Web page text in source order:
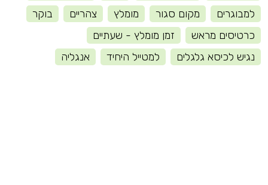
למבוגרים
מקום סגור מומלץ צהריים
בוקר
כרטיסים מראש
זמן מומלץ - שעתיים
נגיש לכיסא גלגלים
למטייל היחיד אנגליה